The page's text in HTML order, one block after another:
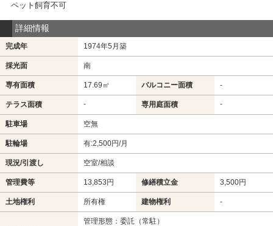
ペット飼育不可
詳細情報
完成年 1974年5月築
採光面 南
専有面積 17.69㎡ バルコニー面積 -
テラス面積 - 専用庭面積 -
駐車場 空無
駐輪場 有:2,500円/月
現況/引渡し 空室/相談
管理費等 13,853円 修繕積立金 3,500円
土地権利 所有権 建物権利 -
管理形態：委託（常駐）